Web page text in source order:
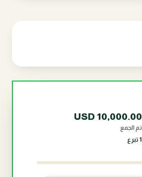
10,000.00
تم الجمع
1 تبرع